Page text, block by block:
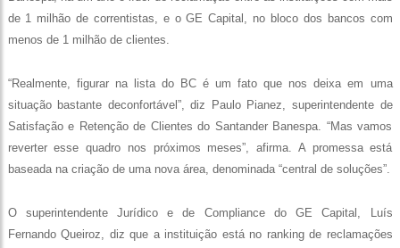
de 1 milhão de correntistas, e o GE Capital, no bloco dos bancos com
menos de 1 milhão de clientes.
“Realmente, figurar na lista do BC é um fato que nos deixa em uma
situação bastante deconfortável”, diz Paulo Pianez, superintendente de
Satisfação e Retenção de Clientes do Santander Banespa. “Mas vamos
reverter esse quadro nos próximos meses”, afirma. A promessa está
baseada na criação de uma nova área, denominada “central de soluções”.
O superintendente Jurídico e de Compliance do GE Capital, Luís
Fernando Queiroz, diz que a instituição está no ranking de reclamações